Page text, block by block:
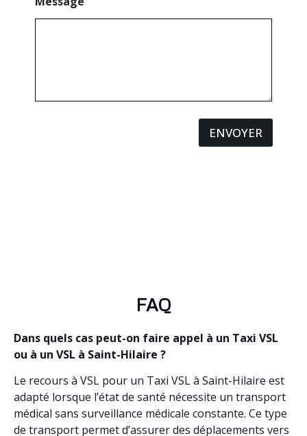
ENVOYER
FAQ
Dans quels cas peut-on faire appel à un Taxi VSL
ou à un VSL à Saint-Hilaire ?
Le recours à VSL pour un Taxi VSL à Saint-Hilaire est
adapté lorsque l’état de santé nécessite un transport
médical sans surveillance médicale constante. Ce type
de transport permet d’assurer des déplacements vers